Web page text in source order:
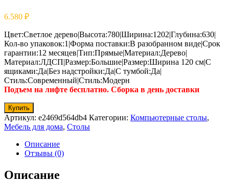
6.580 ₽
Цвет:Светлое дерево|Высота:780|Ширина:1202|Глубина:630|
Кол-во упаковок:1|Форма поставки:В разобранном виде|Срок
гарантии:12 месяцев|Тип:Прямые|Материал:Дерево|
Материал:ЛДСП|Размер:Большие|Размер:Ширина 120 см|С
ящиками:Да|Без надстройки:Да|С тумбой:Да|
Стиль:Современный|Стиль:Модерн
Подъем на лифте бесплатно. Сборка в день доставки
Купить
Артикул: e2469d564db4 Категории: Компьютерные столы,
Мебель для дома, Столы
Описание
Отзывы (0)
Описание